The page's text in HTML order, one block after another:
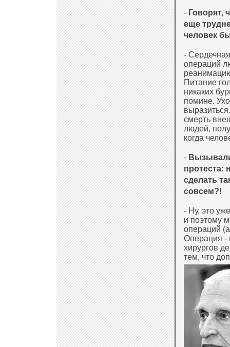
- Говорят,
еще
человек
-
операций
Питание
никаких
помине.
смерть
людей,
когда
-
протеста:
сделать
совсем?!
- Ну, это
и поэтому
операций
Операция -
хирургов
тем, что